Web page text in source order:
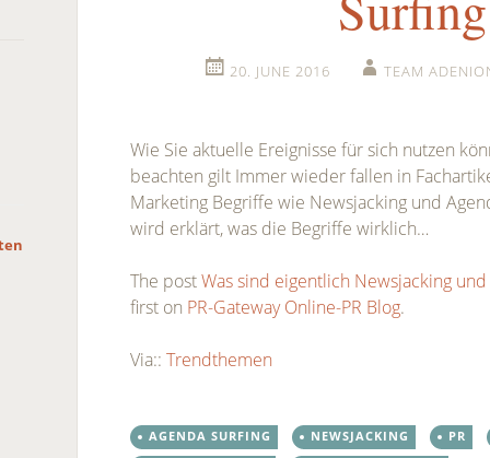
20. JUNE 2016 TEAM
Wie Sie aktuelle Ereignisse für sich nutzen
beachten gilt Immer wieder fallen in
Marketing Begriffe wie Newsjacking und
wird erklärt, was die Begriffe wirklich…
The postWas sind eigentlich Newsjacking
first on PR-Gateway Online-PR Blog.
Via::Trendthemen
AGENDA SURFING NEWSJACKING
PR